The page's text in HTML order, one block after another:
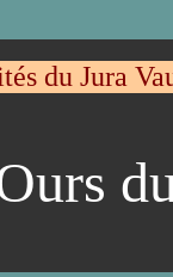
du Jura